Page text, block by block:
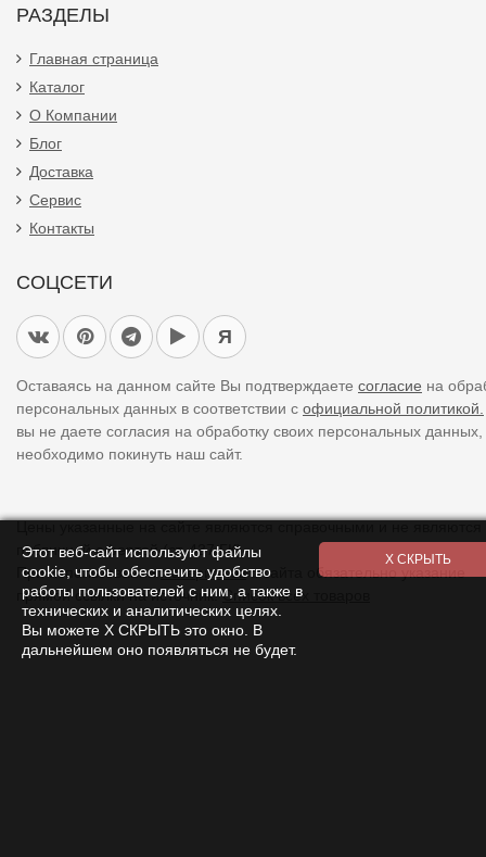
РАЗДЕЛЫ
Главная страница
Каталог
О Компании
Блог
Доставка
Сервис
Контакты
СОЦСЕТИ
Я
Оставаясь на данном сайте Вы подтверждаете согласие на
персональных данных в соответствии с официальной политикой.
вы не даете согласия на обработку своих персональных
необходимо покинуть наш сайт.
публичной офертой (ст. 437 ГК).
При использованииматериаловс сайта обязательно указание
прямой ссылки на источник.Список всех товаров
Этот веб-сайт используют файлы
cookie, чтобы обеспечить удобство
работы пользователей с ним, а также в
технических и аналитических целях.
Вы можете Х СКРЫТЬ это окно. В
дальнейшем оно появляться не будет.